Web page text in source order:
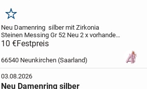
Merken
Neu Damenring silbermit Zirkonia
Steinen Messing Gr 52 Neu 2 x vorhanden
je 15 EURNeupeis je Stck 34,95 EUR
10 €Festpreis
66540 Neunkirchen (Saarland)
03.08.2026
Neu Damenring silber